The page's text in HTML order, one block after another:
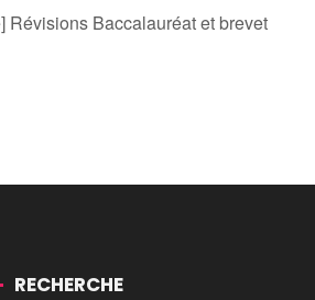
Révisions Baccalauréat et brevet
RECHERCHE